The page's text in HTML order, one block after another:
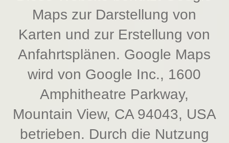
Maps zur Darstellung von
Karten und zur Erstellung von
Anfahrtsplänen. Google Maps
wird von Google Inc., 1600
Amphitheatre Parkway,
Mountain View, CA 94043, USA
betrieben. Durch die Nutzung